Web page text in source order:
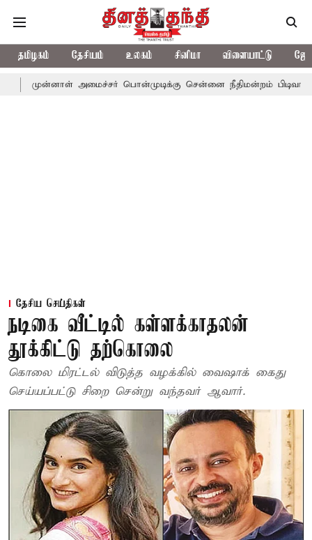
தமிழகம் தேசியம் உலகம் சினிமா விளையாட்டு
அமைச்சர் பொன்முடிக்கு சென்னை நீதிமன்றம் பிடிவாராண்ட்
தேசிய செய்திகள்
நடிகை வீட்டில் கள்ளக்காதலன்
தூக்கிட்டு தற்கொலை
கொலை மிரட்டல் விடுத்த வழக்கில் வைஷாக் கைது
செய்யப்பட்டு சிறை சென்று வந்தவர் ஆவார்.